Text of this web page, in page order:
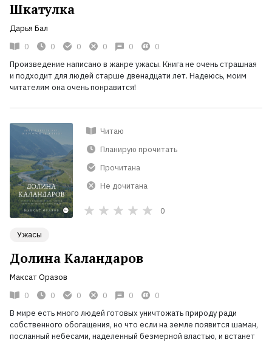
Шкатулка
Дарья Бал
0
0 0 0 0
0
Произведение написано в жанре ужасы. Книга не очень страшная
и подходит для людей старше двенадцати лет. Надеюсь, моим
читателям она очень понравится!
Читаю
Планирую прочитать
Прочитана
Не дочитана
0
Ужасы
Долина Каландаров
Максат Оразов
0
0 0 0 0
0
В мире есть много людей готовых уничтожать природу ради
собственного обогащения, но что если на земле появится шаман,
посланный небесами, наделенный безмерной властью, и встанет